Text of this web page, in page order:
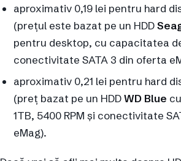
aproximativ 0,19 lei pentru hard
(prețul este bazat pe un HDD
pentru desktop, cu capacitatea de
conectivitate SATA 3 din oferta
aproximativ 0,21 lei pentru hard
(preț bazat pe un HDDWD Blue
1TB, 5400 RPM și conectivitate
eMag).